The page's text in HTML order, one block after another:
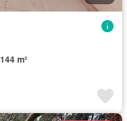
144 m²